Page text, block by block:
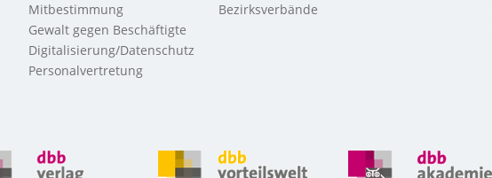
Mitbestimmung
Gewalt gegen Beschäftigte
Digitalisierung/Datenschutz
Personalvertretung
Bezirksverbände